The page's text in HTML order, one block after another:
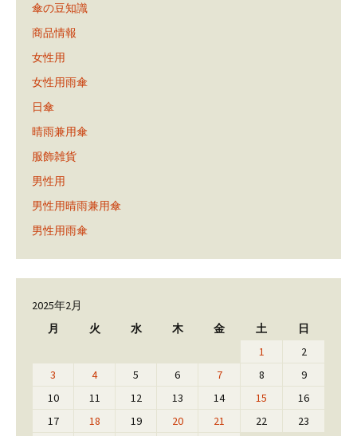
傘の豆知識
商品情報
女性用
女性用雨傘
日傘
晴雨兼用傘
服飾雑貨
男性用
男性用晴雨兼用傘
男性用雨傘
2025年2月
月
火 水 木 金 土 日
1
2
3
4 5 6 7 8
9
10
11 12 13 14 15
16
17
18 19 20 21 22
23